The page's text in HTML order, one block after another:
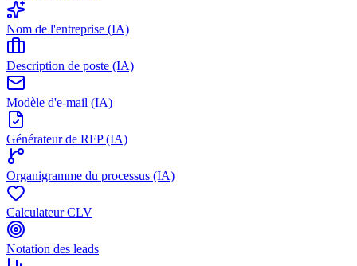
Nom de l'entreprise (IA)
Description de poste (IA)
Modèle d'e-mail (IA)
Générateur de RFP (IA)
Organigramme du processus (IA)
Calculateur CLV
Notation des leads